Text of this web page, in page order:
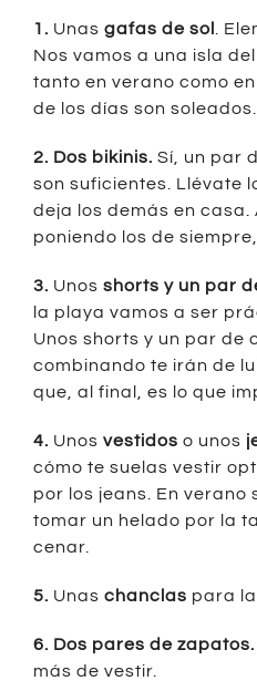
1. Unas gafas de sol .
Nos vamos a una isla
tanto en verano como
de los días son soleados.
2. Dos bikinis. Sí, un par
son suficientes. Llévate
deja los demás en
poniendo los de
3. Unos shorts y un par
la playa vamos a ser
Unos shorts y un par de
combinando te irán de
que, al final, es lo que
4. Unos vestidos o unos
cómo te suelas vestir
por los jeans. En verano
tomar un helado por la
cenar.
5. Unas chanclas para
6. Dos pares de zapatos.
más de vestir.